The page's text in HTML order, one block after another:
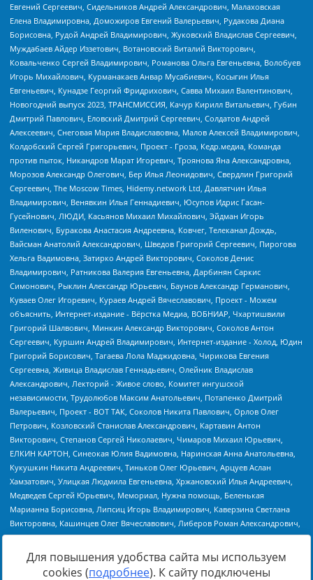
Для повышения удобства сайта мы используем
cookies (подробнее). К сайту подключены